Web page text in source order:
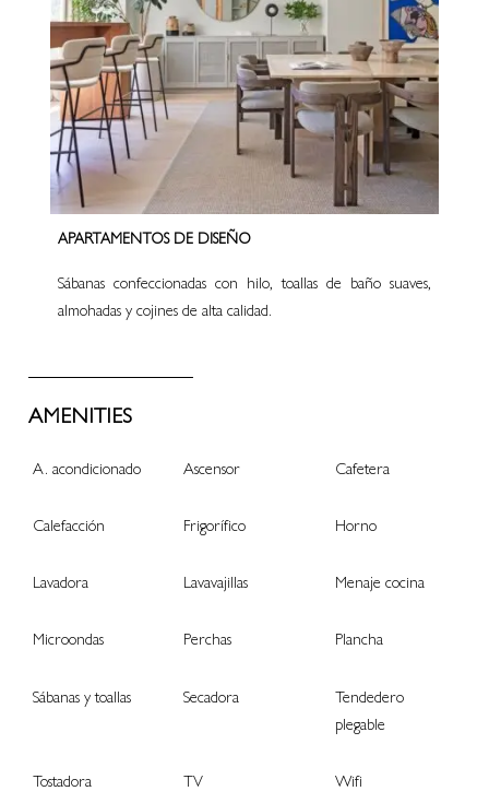
APARTAMENTOS DE DISEÑO
Sábanas confeccionadas con hilo, toallas de baño suaves,
almohadas y cojines de alta calidad.
AMENITIES
A. acondicionado Ascensor Cafetera
Calefacción Frigorífico Horno
Lavadora Lavavajillas Menaje cocina
Microondas Perchas Plancha
Sábanas y toallas Secadora
Tendedero
plegable
Tostadora TV Wifi